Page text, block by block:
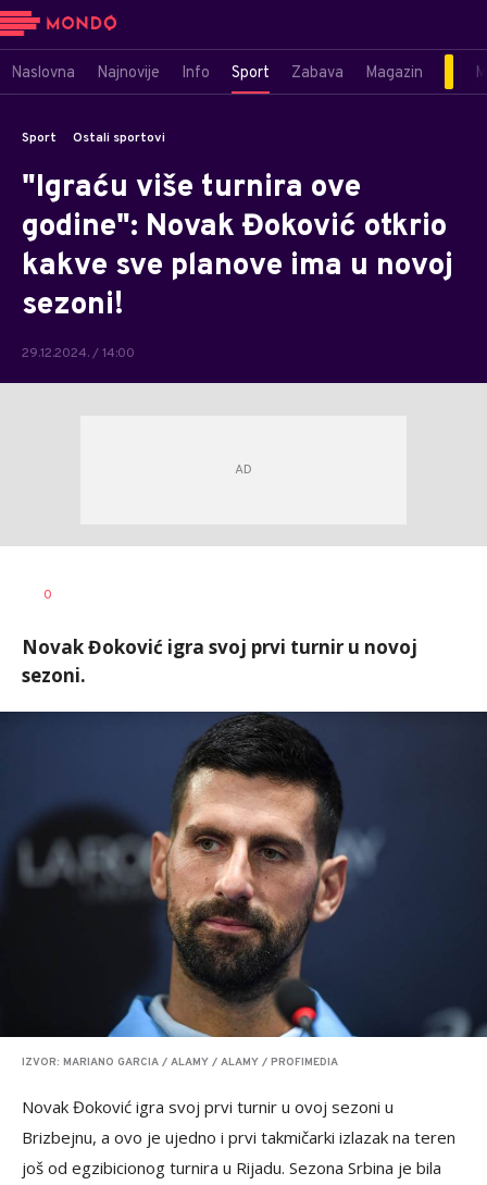
Naslovna Najnovije Info Sport Zabava Magazin
Sport Ostali sportovi
"Igraću više turnira ove
godine": Novak Đoković otkrio
kakve sve planove ima u novoj
sezoni!
29.12.2024. / 14:00
AUTOR
0
Novak Đoković igra svoj prvi turnir u novoj
sezoni.
IZVOR: MARIANO GARCIA / ALAMY / ALAMY / PROFIMEDIA
Novak Đoković igra svoj prvi turnir u ovoj sezoni u
Brizbejnu, a ovo je ujedno i prvi takmičarki izlazak na teren
još od egzibicionog turnira u Rijadu. Sezona Srbina je bila